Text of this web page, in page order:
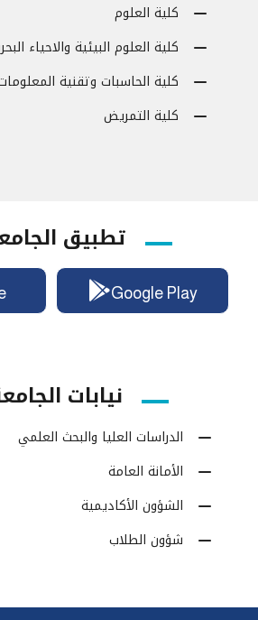
كلية العلوم
كلية العلوم البيئية والاحياء
كلية الحاسبات وتقنية
كلية التمريض
تطبيق
Google Play
نيابات
الدراسات العليا والبحث العلمي
الأمانة العامة
الشؤون الأكاديمية
شؤون الطلاب